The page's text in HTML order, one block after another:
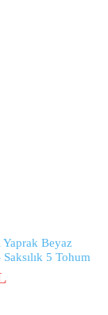
Beyaz
5 Tohum